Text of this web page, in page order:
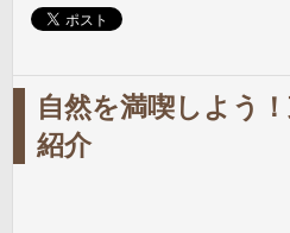
自然を満喫しよう
紹介